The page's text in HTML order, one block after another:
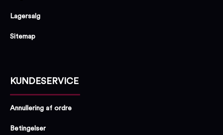
Lagersalg
Sitemap
KUNDESERVICE
Annullering af ordre
Betingelser